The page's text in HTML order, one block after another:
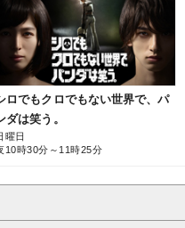
ロでもクロでもない世界で、パ
ダは笑う。
曜日
10時30分～11時25分